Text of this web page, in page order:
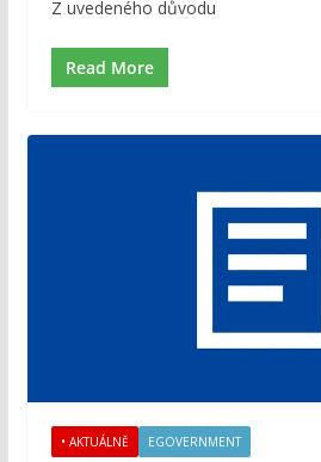
Z uvedeného důvodu
Read More
• AKTUÁLNĚ EGOVERNMENT